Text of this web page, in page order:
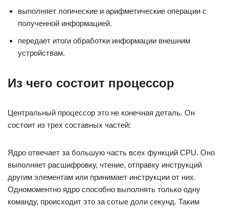
выполняет логические и арифметические операции с
полученной информацией.
передает итоги обработки информации внешним
устройствам.
Из чего состоит процессор
Центральный процессор это не конечная деталь. Он
состоит из трех составных частей:
Ядро отвечает за большую часть всех функций CPU. Оно
выполняет расшифровку, чтение, отправку инструкций
другим элементам или принимает инструкции от них.
Одномоментно ядро способно выполнять только одну
команду, происходит это за сотые доли секунд. Таким